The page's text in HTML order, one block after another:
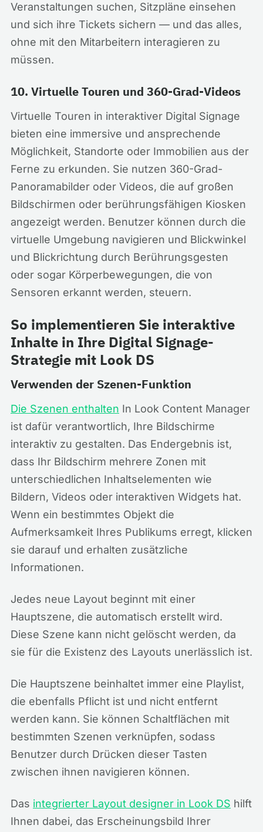
Veranstaltungen suchen, Sitzpläne einsehen
und sich ihre Tickets sichern — und das alles,
ohne mit den Mitarbeitern interagieren zu
müssen.
10. Virtuelle Touren und 360-Grad-Videos
Virtuelle Touren in interaktiver Digital Signage
bieten eine immersive und ansprechende
Möglichkeit, Standorte oder Immobilien aus der
Ferne zu erkunden. Sie nutzen 360-Grad-
Panoramabilder oder Videos, die auf großen
Bildschirmen oder berührungsfähigen Kiosken
angezeigt werden. Benutzer können durch die
virtuelle Umgebung navigieren und Blickwinkel
und Blickrichtung durch Berührungsgesten
oder sogar Körperbewegungen, die von
Sensoren erkannt werden, steuern.
So implementieren Sie interaktive
Inhalte in Ihre Digital Signage-
Strategie mit Look DS
Verwenden der Szenen-Funktion
Die Szenen enthalten In Look Content Manager
ist dafür verantwortlich, Ihre Bildschirme
interaktiv zu gestalten. Das Endergebnis ist,
dass Ihr Bildschirm mehrere Zonen mit
unterschiedlichen Inhaltselementen wie
Bildern, Videos oder interaktiven Widgets hat.
Wenn ein bestimmtes Objekt die
Aufmerksamkeit Ihres Publikums erregt, klicken
sie darauf und erhalten zusätzliche
Informationen.
Jedes neue Layout beginnt mit einer
Hauptszene, die automatisch erstellt wird.
Diese Szene kann nicht gelöscht werden, da
sie für die Existenz des Layouts unerlässlich ist.
Die Hauptszene beinhaltet immer eine Playlist,
die ebenfalls Pflicht ist und nicht entfernt
werden kann. Sie können Schaltflächen mit
bestimmten Szenen verknüpfen, sodass
Benutzer durch Drücken dieser Tasten
zwischen ihnen navigieren können.
Das integrierter Layout designer in Look DS hilft
Ihnen dabei, das Erscheinungsbild Ihrer